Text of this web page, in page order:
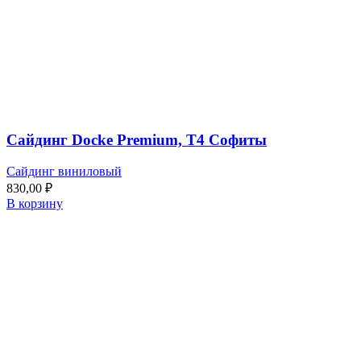
Сайдинг Docke Premium, T4 Софиты
Сайдинг виниловый
830,00 ₽
В корзину